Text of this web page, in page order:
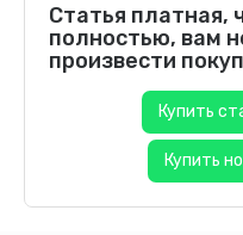
Статья платная,
полностью, вам
произвести
Купить
Купить